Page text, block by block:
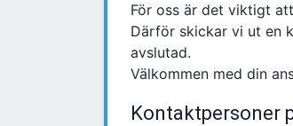
För oss är det viktigt
Därför skickar vi ut en
avslutad.
Välkommen med din
Kontaktpersoner